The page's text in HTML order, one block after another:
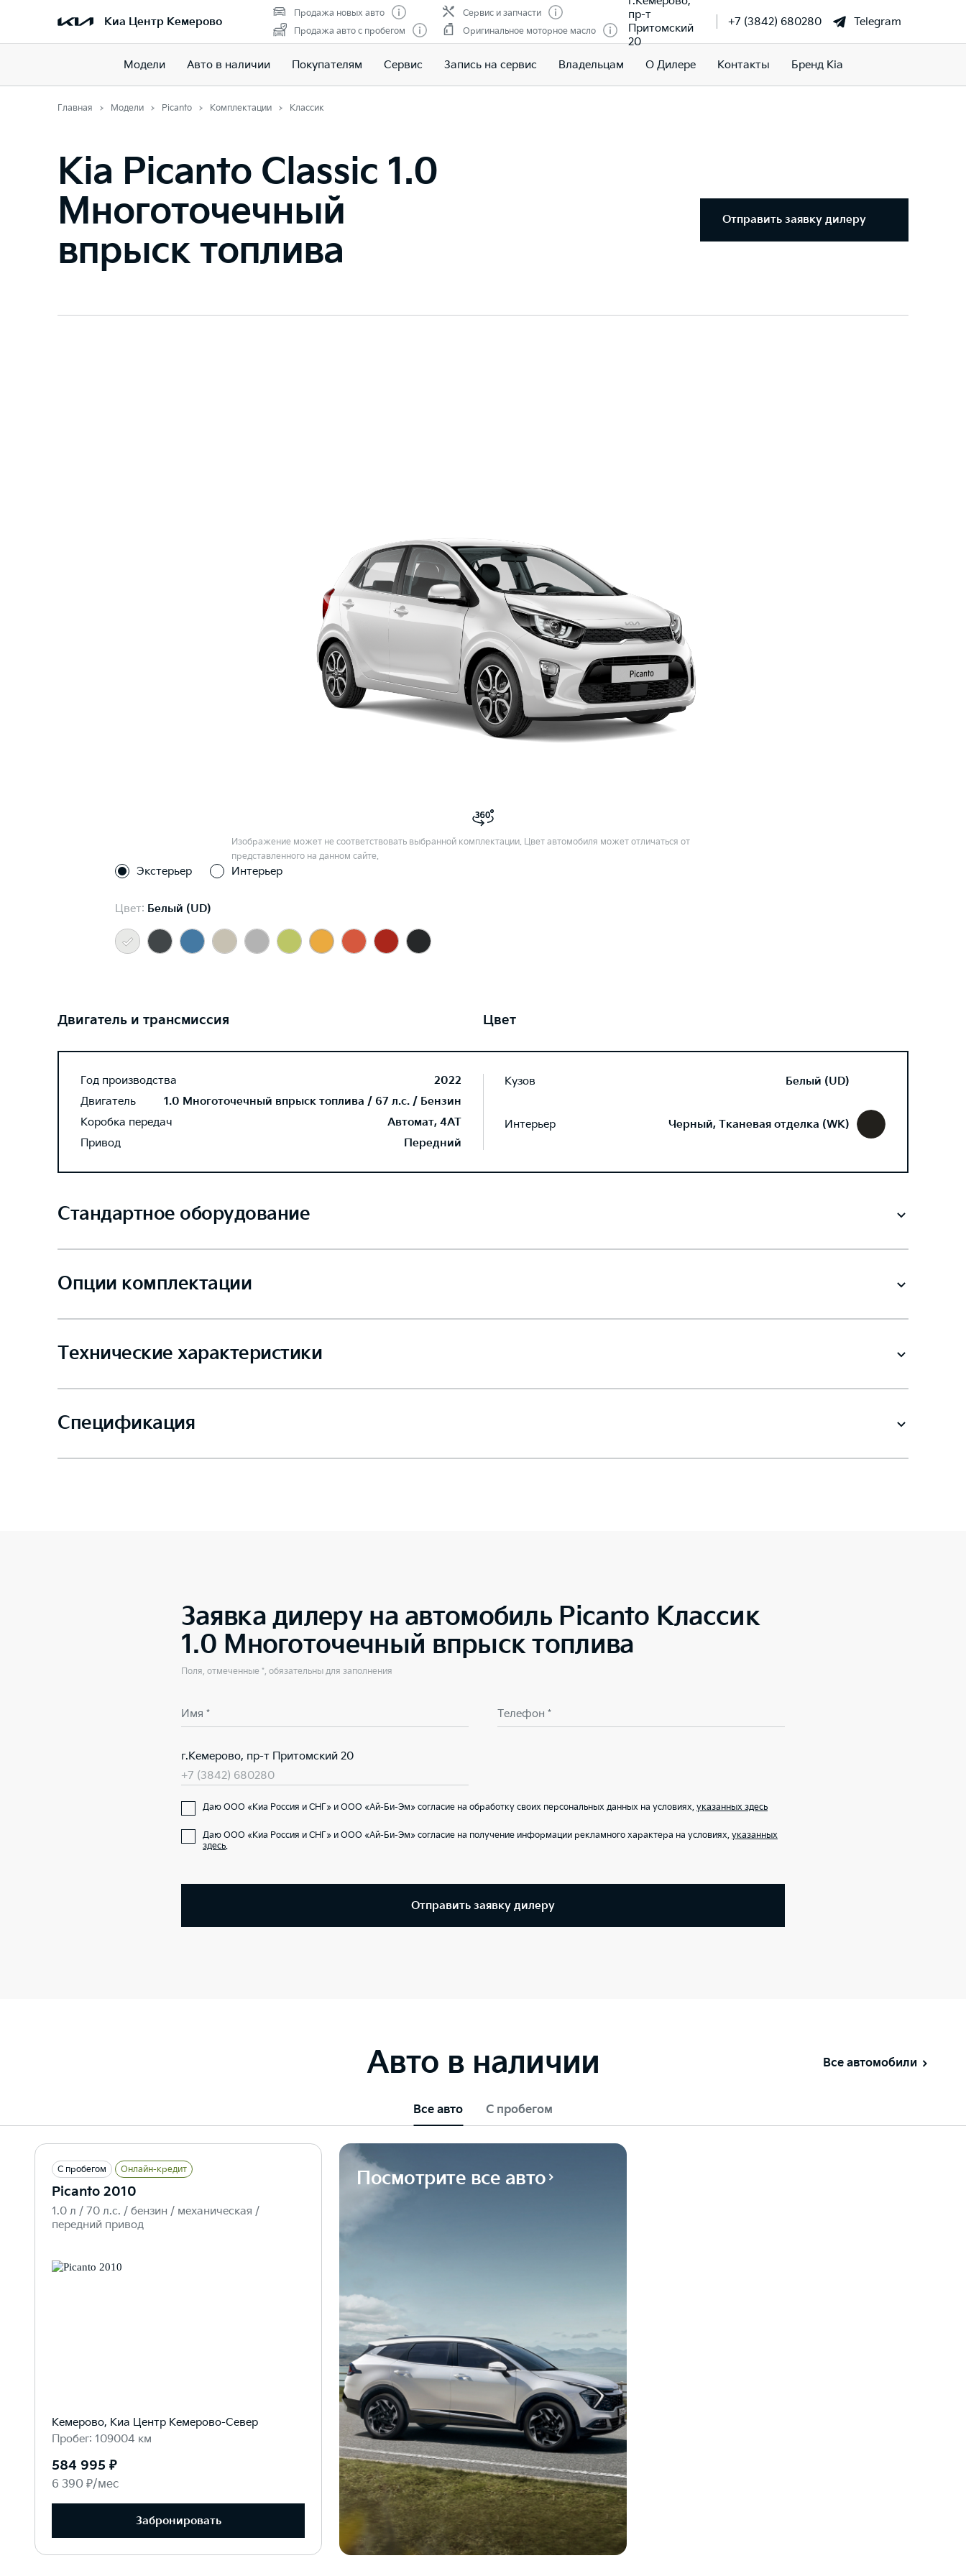
Киа Центр Кемерово
Продажа новых авто
Продажа авто с пробегом
Сервис и запчасти
Оригинальное моторное масло
пр-т
Притомский
20
+7 (3842) 680280 Telegram
Модели Авто в наличии Покупателям Сервис Запись на сервис Владельцам О Дилере Контакты Бренд Kia
Главная Модели Picanto Комплектации Классик
Kia Picanto Classic 1.0
Многоточечный
впрыск топлива
Отправить заявку дилеру
Изображение может не соответствовать выбранной комплектации. Цвет автомобиля может отличаться от
представленного на данном сайте.
Экстерьер Интерьер
Цвет: Белый (UD)
Двигатель и трансмиссия
Год производства
2022
Двигатель
1.0 Многоточечный впрыск топлива / 67 л.с. / Бензин
Коробка передач
Автомат, 4AT
Привод
Передний
Цвет
Кузов Белый (UD)
Интерьер Черный, Тканевая отделка (WK)
Стандартное оборудование
Опции комплектации
Технические характеристики
Спецификация
Заявка дилеру на автомобиль Picanto Классик
1.0 Многоточечный впрыск топлива
Поля, отмеченные *, обязательны для заполнения
Имя * Телефон *
г.Кемерово, пр-т Притомский 20
+7 (3842) 680280
Даю ООО «Киа Россия и СНГ» и ООО «Ай-Би-Эм» согласие на обработку своих персональных данных на условиях, указанных здесь
Даю ООО «Киа Россия и СНГ» и ООО «Ай-Би-Эм» согласие на получение информации рекламного характера на условиях, указанных
здесь.
Отправить заявку дилеру
Авто в наличии Все автомобили
Все авто С пробегом
С пробегом Онлайн-кредит
Picanto 2010
1.0 л / 70 л.c. / бензин / механическая /
передний привод
Кемерово, Киа Центр Кемерово-Север
Пробег: 109004 км
584 995 ₽
6 390 ₽/мес
Забронировать
Посмотрите все авто